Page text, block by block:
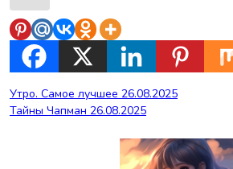
Навигация
по
Утро. Самое лучшее 26.08.2025
Тайны Чапман 26.08.2025